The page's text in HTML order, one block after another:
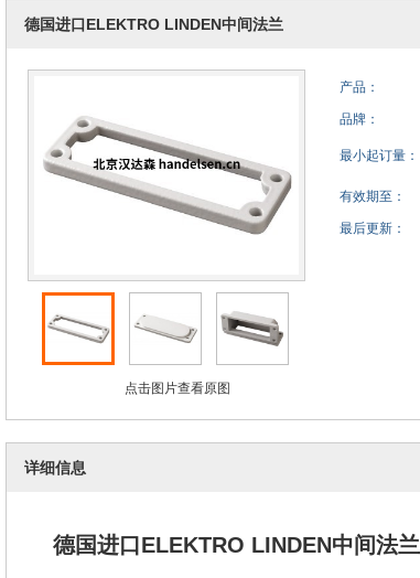
德国进口ELEKTRO LINDEN中间法兰
点击图片查看原图
产品：
品牌：
最小起订量：
有效期至：
最后更新：
详细信息
德国进口ELEKTRO LINDEN中间法兰